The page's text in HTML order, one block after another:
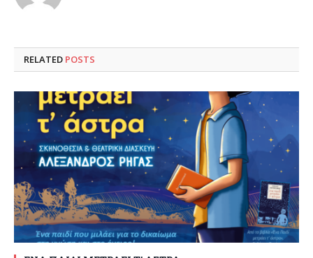
RELATED POSTS